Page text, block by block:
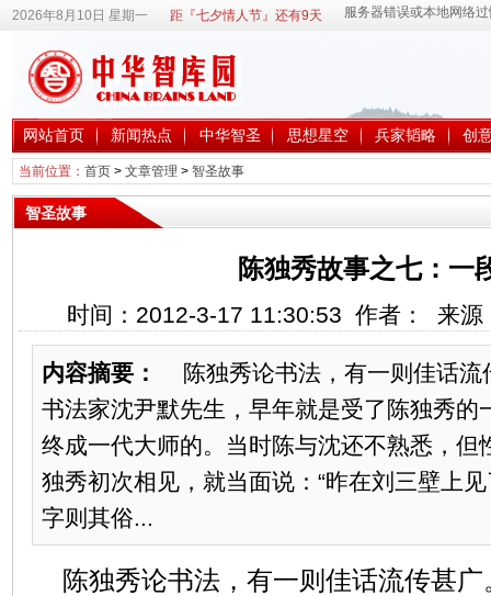
2026年8月10日 星期一 距『七夕情人节』还有9天
网站首页 新闻热点 中华智圣 思想星空 兵家韬略 创
当前位置： 首页> 文章管理 > 智圣故事
智圣故事
陈独秀故事之七：一
时间：2012-3-17 11:30:53 作者： 来
内容摘要：
陈独秀论书法，有一则佳话流
书法家沈尹默先生，早年就是受了陈独秀的
终成一代大师的。当时陈与沈还不熟悉，但
独秀初次相见，就当面说：“昨在刘三壁上
字则其俗...
陈独秀论书法，有一则佳话流传甚广